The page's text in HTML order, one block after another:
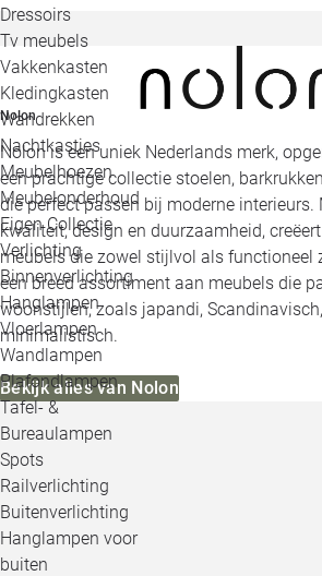
Dressoirs
Tv meubels
Vakkenkasten
Kledingkasten
Wandrekken
Nachtkastjes
Meubelhoezen
Meubelonderhoud
Eigen Collectie
Verlichting
Binnenverlichting
Hanglampen
Vloerlampen
Wandlampen
Plafondlampen
Tafel- &
Bureaulampen
Spots
Railverlichting
Buitenverlichting
Hanglampen voor
buiten
Nolon
Nolon is een uniek Nederlands merk,
een prachtige collectie stoelen,
die perfect passen bij moderne interieurs.
kwaliteit, design en duurzaamheid,
meubels die zowel stijlvol als functioneel
een breed assortiment aan meubels die
woonstijlen, zoals japandi,
minimalistisch.
Bekijk alles van Nolon